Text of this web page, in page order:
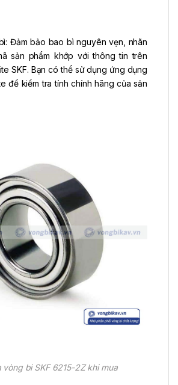
Đảm bảo bao bì nguyên vẹn, nhãn
sản phẩm khớp với thông tin trên
SKF. Bạn có thể sử dụng ứng dụng
để kiểm tra tính chính hãng của sản
vòng bi SKF 6215-2Z khi mua